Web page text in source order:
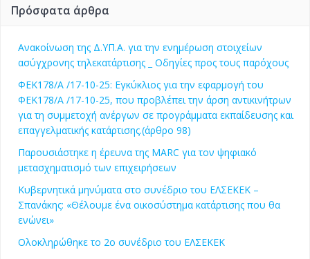
Πρόσφατα άρθρα
Ανακοίνωση της Δ.ΥΠ.Α. για την ενημέρωση στοιχείων
ασύγχρονης τηλεκατάρτισης _ Οδηγίες προς τους παρόχους
ΦΕΚ178/Α /17-10-25: Εγκύκλιος για την εφαρμογή του
ΦΕΚ178/Α /17-10-25, που προβλέπει την άρση αντικινήτρων
για τη συμμετοχή ανέργων σε προγράμματα εκπαίδευσης και
επαγγελματικής κατάρτισης.(άρθρο 98)
Παρουσιάστηκε η έρευνα της MARC για τον ψηφιακό
μετασχηματισμό των επιχειρήσεων
Κυβερνητικά μηνύματα στο συνέδριο του ΕΛΣΕΚΕΚ –
Σπανάκης: «Θέλουμε ένα οικοσύστημα κατάρτισης που θα
ενώνει»
Ολοκληρώθηκε το 2ο συνέδριο του ΕΛΣΕΚΕΚ